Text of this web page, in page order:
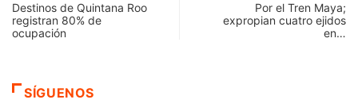
Destinos de Quintana Roo
registran 80% de
ocupación
Por el Tren Maya;
expropian cuatro ejidos
en…
SÍGUENOS